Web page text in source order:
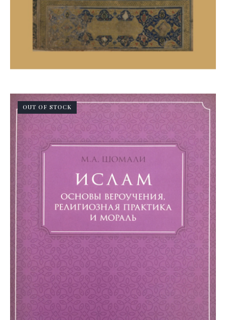
OUT OF STOCK